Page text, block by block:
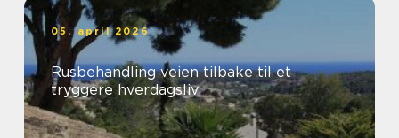
05. april 2026
Rusbehandling veien tilbake til et
tryggere hverdagsliv